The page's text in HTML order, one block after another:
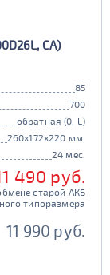
CA)
85
700
обратная (0, L)
260x172x220 мм.
24 мес.
490 руб.
старой АКБ
типоразмера
11 990 руб.